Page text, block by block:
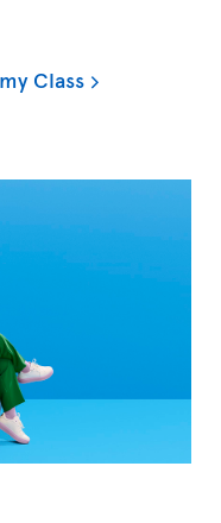
Class